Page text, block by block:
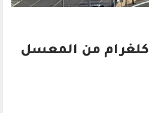
حجز اكثر من 500 كلغرام من المعسل